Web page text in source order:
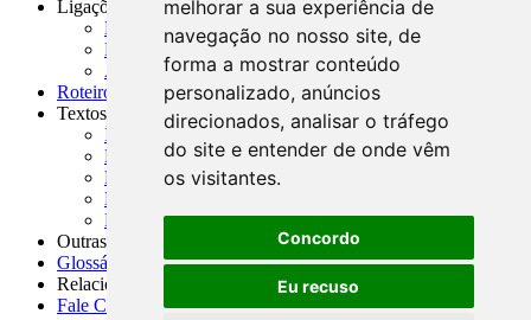
melhorar a sua experiência de
navegação no nosso site, de
forma a mostrar conteúdo
personalizado, anúncios
direcionados, analisar o tráfego
do site e entender de onde vêm
os visitantes.
Concordo
Eu recuso
Ligações Externas
Links Úteis
Presidência da República
Agências Nacionais Reguladoras
Roteiros para Estudos
Textos
Índice de Textos
Editorial
Monografias
Na Imprensa
Fórum de Discussão
Outras ferramentas
Glossário
Relacionamento
Fale Conosco